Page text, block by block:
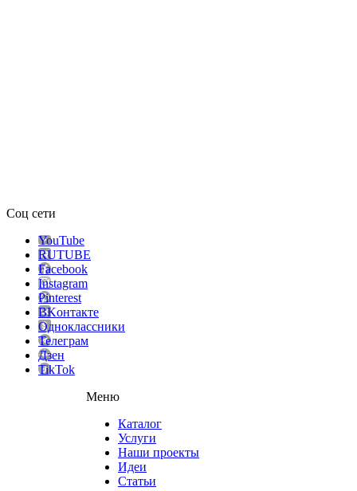
Соц сети
YouTube
RUTUBE
Facebook
Instagram
Pinterest
ВKонтакте
Одноклассники
Телеграм
Дзен
TikTok
Меню
Каталог
Услуги
Наши проекты
Идеи
Статьи